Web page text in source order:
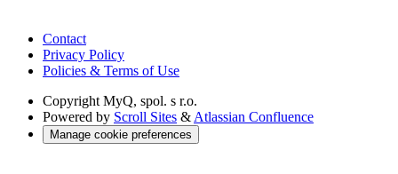
Contact
Privacy Policy
Policies & Terms of Use
Copyright MyQ, spol. s r.o.
Powered by Scroll Sites & Atlassian Confluence
Manage cookie preferences